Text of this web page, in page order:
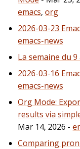
emacs, org
2026-03-23
emacs-news
La semaine du
2026-03-16
emacs-news
Org Mode:
results via
Mar 14, 2026 -
Comparing